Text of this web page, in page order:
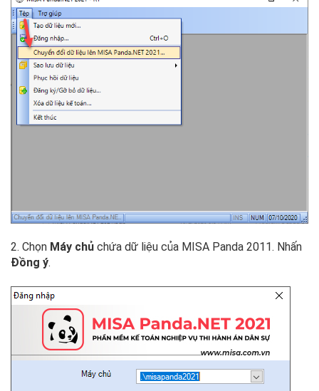
2. Chọn Máy chủ chứa dữ liệu của MISA Panda 2011. Nhấn
Đồng ý.